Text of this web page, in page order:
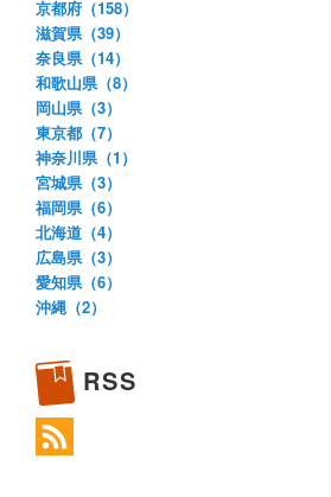
京都府（158）
滋賀県（39）
奈良県（14）
和歌山県（8）
岡山県（3）
東京都（7）
神奈川県（1）
宮城県（3）
福岡県（6）
北海道（4）
広島県（3）
愛知県（6）
沖縄（2）
RSS